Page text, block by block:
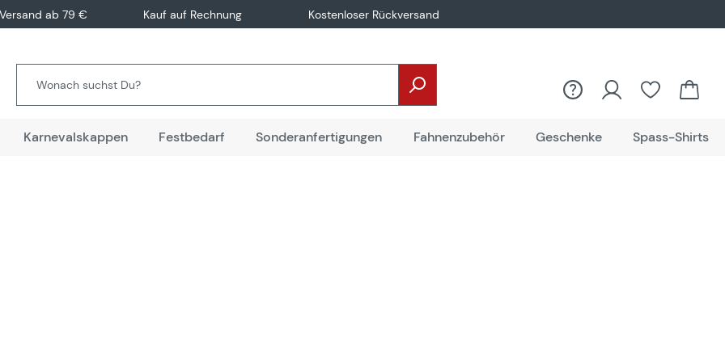
ab 79 € Kauf auf Rechnung Kostenloser Rückversand
Karnevalskappen Festbedarf Sonderanfertigungen Fahnenzubehör Geschenke Spass-Shirts